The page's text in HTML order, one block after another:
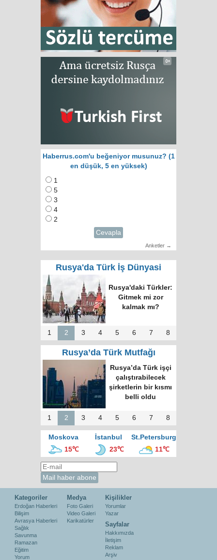
Haberrus.com'u beğeniyor musunuz? (1
en düşük, 5 en yüksek)
1
5
3
4
2
Cevapla
Anketler →
Rusya'da Türk İş Dünyasi
Rusya'daki Türkler:
Gitmek mi zor
kalmak mı?
1 2 3 4 5 6 7 8
Rusya’da Türk Mutfağı
Rusya’da Türk işçi
çalıştırabilecek
şirketlerin bir kısmı
belli oldu
1 2 3 4 5 6 7 8
Moskova İstanbul
St.Petersburg
15℃
23℃ 11℃
Kategoriler
Erdoğan Haberleri
Bilişim
Avrasya Haberleri
Sağlık
Savunma
Ramazan
Eğitim
Yorum
Medya
Foto Galeri
Video Galeri
Karikatürler
Kişilikler
Yorumlar
Yazar
Sayfalar
Hakkımızda
İletişim
Reklam
Arşiv